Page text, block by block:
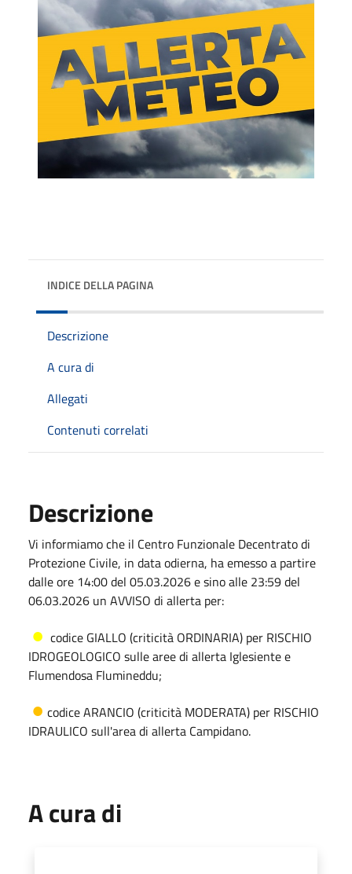
INDICE DELLA PAGINA
Descrizione
A cura di
Allegati
Contenuti correlati
Descrizione
Vi informiamo che il Centro Funzionale Decentrato di
Protezione Civile, in data odierna, ha emesso a partire
dalle ore 14:00 del 05.03.2026 e sino alle 23:59 del
06.03.2026 un AVVISO di allerta per:
● codice GIALLO (criticità ORDINARIA) per RISCHIO
IDROGEOLOGICO sulle aree di allerta Iglesiente e
Flumendosa Flumineddu;
● codice ARANCIO (criticità MODERATA) per RISCHIO
IDRAULICO sull'area di allerta Campidano.
A cura di